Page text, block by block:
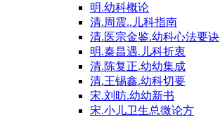
明.幼科概论
清.周震..儿科指南
清.医宗金鉴.幼科心法要诀
明.秦昌遇.儿科折衷
清.陈复正.幼幼集成
清.王锡鑫.幼科切要
宋.刘昉.幼幼新书
宋.小儿卫生总微论方